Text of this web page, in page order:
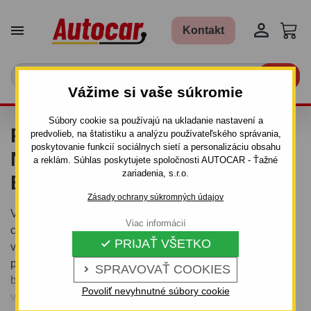
Vážime si vaše súkromie
Súbory cookie sa používajú na ukladanie nastavení a
predvolieb, na štatistiku a analýzu používateľského správania,
poskytovanie funkcií sociálnych sietí a personalizáciu obsahu
a reklám. Súhlas poskytujete spoločnosti AUTOCAR - Ťažné
zariadenia, s.r.o.
Zásady ochrany súkromných údajov
 SPRAVOVAŤ COOKIES
 PRIJAŤ VŠETKO
Povoliť nevyhnutné súbory cookie
Viac informácií
 Kontakt 
PRÍVESNÉ VOZÍKY S
NADSTAVBOVÝMI
BOČNICAMI A SIEŤAMI
V ponuke máme široký sortiment prívesných vozíkov s
celkovou hmotnosťou do 750 kg – univerzálne prívesné
vozíky na prepravu rôzneho tovaru, sklopné valníkové
prívesné vozíky so zváraným rámom a odnímatelnými
bočnicami, jednonápravové nákladné sklopné (na oji)
valníkové vozíky, dvojnápravové nákladné valníkové